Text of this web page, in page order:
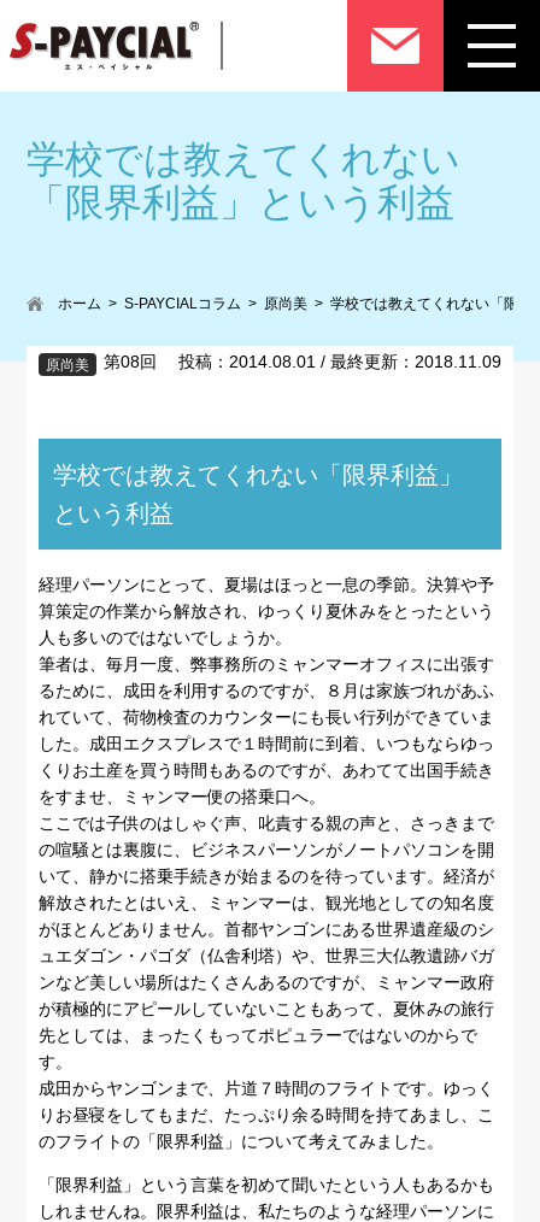
学校では教えてくれない
「限界利益」という利益
ホーム S-PAYCIALコラム 原尚美 学校では教えてくれない「限界
原尚美 第08回 投稿：2014.08.01 / 最終更新：2018.11.09
学校では教えてくれない「限界利益」
という利益
経理パーソンにとって、夏場はほっと一息の季節。決算や予
算策定の作業から解放され、ゆっくり夏休みをとったという
人も多いのではないでしょうか。
筆者は、毎月一度、弊事務所のミャンマーオフィスに出張す
るために、成田を利用するのですが、８月は家族づれがあふ
れていて、荷物検査のカウンターにも長い行列ができていま
した。成田エクスプレスで１時間前に到着、いつもならゆっ
くりお土産を買う時間もあるのですが、あわてて出国手続き
をすませ、ミャンマー便の搭乗口へ。
ここでは子供のはしゃぐ声、叱責する親の声と、さっきまで
の喧騒とは裏腹に、ビジネスパーソンがノートパソコンを開
いて、静かに搭乗手続きが始まるのを待っています。経済が
解放されたとはいえ、ミャンマーは、観光地としての知名度
がほとんどありません。首都ヤンゴンにある世界遺産級のシ
ュエダゴン・パゴダ（仏舎利塔）や、世界三大仏教遺跡バガ
ンなど美しい場所はたくさんあるのですが、ミャンマー政府
が積極的にアピールしていないこともあって、夏休みの旅行
先としては、まったくもってポピュラーではないのからで
す。
成田からヤンゴンまで、片道７時間のフライトです。ゆっく
りお昼寝をしてもまだ、たっぷり余る時間を持てあまし、こ
のフライトの「限界利益」について考えてみました。
「限界利益」という言葉を初めて聞いたという人もあるかも
しれませんね。限界利益は、私たちのような経理パーソンに